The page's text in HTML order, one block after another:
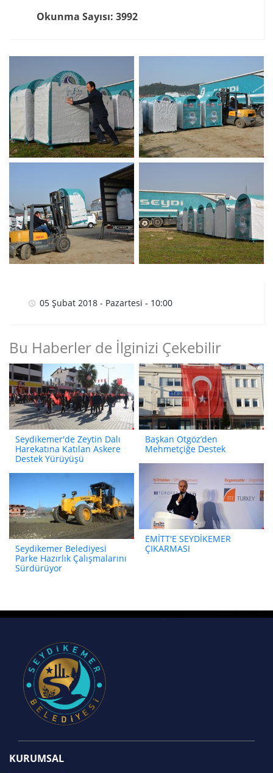
Okunma Sayısı: 3992
05 Şubat 2018 - Pazartesi - 10:00
Bu Haberler de İlginizi Çekebilir
Seydikemer'de Zeytin Dalı
Harekatına Katılan Askere
Destek Yürüyüşü
Başkan Otgöz’den
Mehmetçiğe Destek
EMİTT'E SEYDİKEMER
ÇIKARMASI
Seydikemer Belediyesi
Parke Hazırlık Çalışmalarını
Sürdürüyor
KURUMSAL